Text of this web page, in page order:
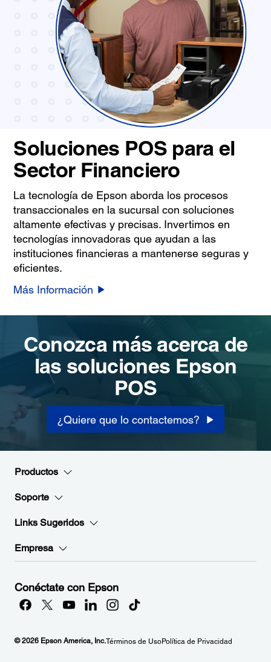
Soluciones POS para el
Sector Financiero
La tecnología de Epson aborda los procesos
transaccionales en la sucursal con soluciones
altamente efectivas y precisas. Invertimos en
tecnologías innovadoras que ayudan a las
instituciones financieras a mantenerse seguras y
eficientes.
Más Información
Conozca más acerca de
las soluciones Epson
POS
¿Quiere que lo contactemos?
Productos
Soporte
Links Sugeridos
Empresa
Conéctate con Epson
© 2026 Epson America, Inc.Términos de UsoPolítica de Privacidad